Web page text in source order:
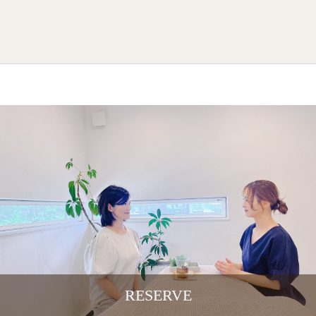
RESERVE